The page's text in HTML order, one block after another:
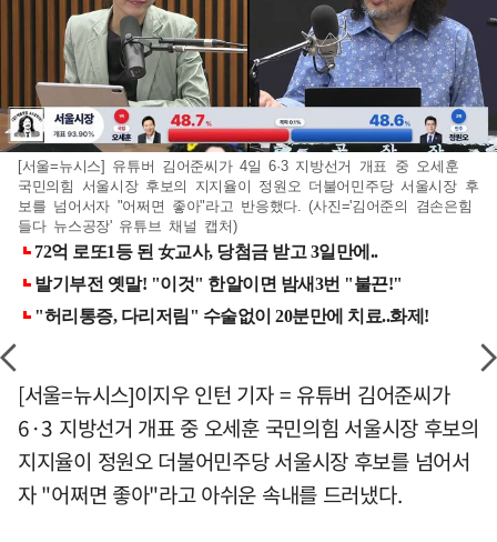
[서울=뉴시스] 유튜버 김어준씨가 4일 6·3 지방선거 개표 중 오세훈
국민의힘 서울시장 후보의 지지율이 정원오 더불어민주당 서울시장 후
보를 넘어서자 "어쩌면 좋아"라고 반응했다. (사진='김어준의 겸손은힘
들다 뉴스공장' 유튜브 채널 캡처)
[서울=뉴시스]이지우 인턴 기자 = 유튜버 김어준씨가
6·3 지방선거 개표 중 오세훈 국민의힘 서울시장 후보의
지지율이 정원오 더불어민주당 서울시장 후보를 넘어서
자 "어쩌면 좋아"라고 아쉬운 속내를 드러냈다.